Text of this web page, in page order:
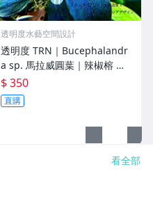
透明度水藝空間設計
透明度 TRN｜Bucephalandr
a sp. 馬拉威圓葉｜辣椒榕 神
秘草 中/後景水草
$ 350
直購
看全部